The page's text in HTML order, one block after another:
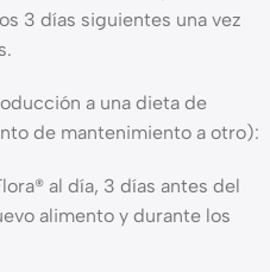
3 días siguientes una vez
a una dieta de
de mantenimiento a otro):
al día, 3 días antes del
alimento y durante los